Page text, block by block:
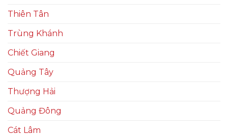
Thiên Tân
Trùng Khánh
Chiết Giang
Quảng Tây
Thượng Hải
Quảng Đông
Cát Lâm